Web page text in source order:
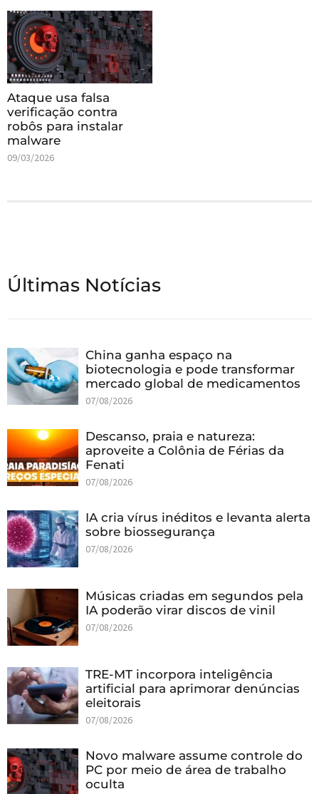
Ataque usa falsa
verificação contra
robôs para instalar
malware
09/03/2026
Últimas Notícias
China ganha espaço na
biotecnologia e pode transformar
mercado global de medicamentos
07/08/2026
Descanso, praia e natureza:
aproveite a Colônia de Férias da
Fenati
07/08/2026
IA cria vírus inéditos e levanta alerta
sobre biossegurança
07/08/2026
Músicas criadas em segundos pela
IA poderão virar discos de vinil
07/08/2026
TRE-MT incorpora inteligência
artificial para aprimorar denúncias
eleitorais
07/08/2026
Novo malware assume controle do
PC por meio de área de trabalho
oculta